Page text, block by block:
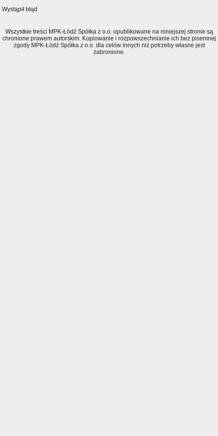
Wystąpił błąd
Wszystkie treści MPK-Łódź Spółka z o.o. opublikowane na niniejszej stronie są
chronione prawem autorskim. Kopiowanie i rozpowszechnianie ich bez pisemnej
zgody MPK-Łódź Spółka z o.o. dla celów innych niż potrzeby własne jest
zabronione.